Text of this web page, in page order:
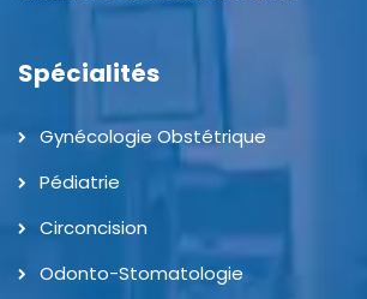
Spécialités
Gynécologie Obstétrique
Pédiatrie
Circoncision
Odonto-Stomatologie